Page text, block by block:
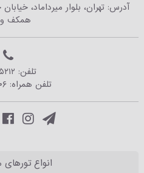
آدرس: تهران، بلوار میرداماد،
همکف و
تلفن:
تلفن همراه:
انواع